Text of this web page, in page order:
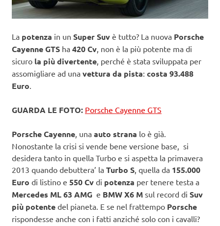
La potenza in un Super Suv è tutto? La nuova Porsche
Cayenne GTS ha 420 Cv , non è la più potente ma di
sicuro la più divertente , perché è stata sviluppata per
assomigliare ad una vettura da pista: costa 93.488
Euro
GUARDA LE FOTO: Porsche Cayenne GTS
Porsche Cayenne , una auto strana lo è già.
Nonostante la crisi si vende bene versione base, si
desidera tanto in quella Turbo e si aspetta la primavera
2013 quando debuttera’ la Turbo S , quella da 155.000
Euro di listino e 550 Cv di potenza per tenere testa a
Mercedes ML 63 AMG e BMW X6 M sul record di Suv
più potente del pianeta. E se nel frattempo Porsche
rispondesse anche con i fatti anziché solo con i cavalli?